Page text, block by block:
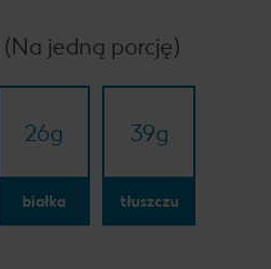
(Na jedną porcję)
26g
białka
39g
tłuszczu